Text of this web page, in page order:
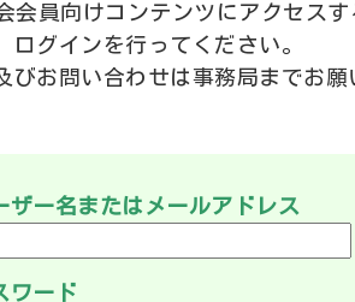
会員向けコンテンツにアクセス
ログインを行ってください。
びお問い合わせは事務局までお願
ザー名またはメールアドレス
ワード